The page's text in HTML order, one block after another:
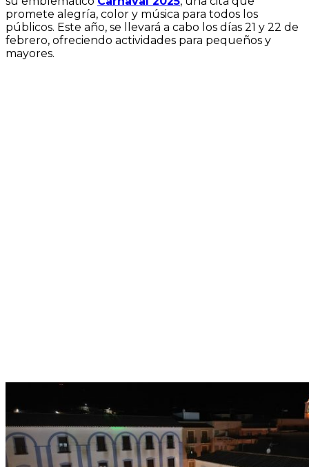
promete alegría, color y música para todos los
públicos. Este año, se llevará a cabo los días 21 y 22 de
febrero, ofreciendo actividades para pequeños y
mayores.